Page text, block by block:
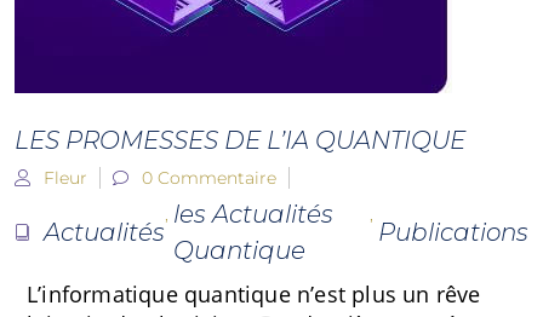
LES PROMESSES DE L’IA QUANTIQUE
Fleur 0 Commentaire
Actualités
, les Actualités
Quantique
,
Publications
L’informatique quantique n’est plus un rêve